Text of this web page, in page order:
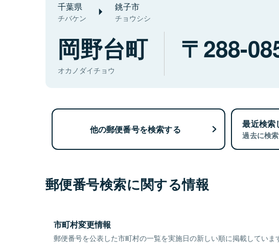
千葉県
チバケン
銚子市
チョウシシ
岡野台町
オカノダイチョウ
288-
他の郵便番号を検索する 最近検索
過去に検
郵便番号検索に関する情報
市町村変更情報
郵便番号を公表した市町村の一覧を実施日の新しい順に掲載していま